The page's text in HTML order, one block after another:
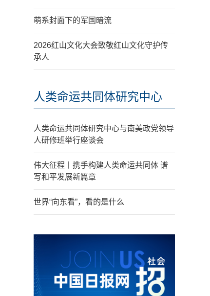
萌系封面下的军国暗流
2026红山文化大会致敬红山文化守护传
承人
人类命运共同体研究中心
人类命运共同体研究中心与南美政党领导
人研修班举行座谈会
伟大征程丨携手构建人类命运共同体 谱
写和平发展新篇章
世界“向东看”，看的是什么